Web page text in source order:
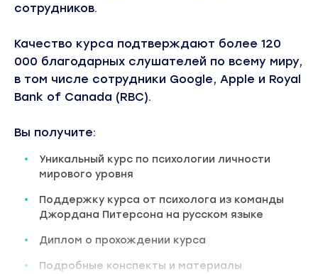
сотрудников.
Качество курса подтверждают более 120
000 благодарных слушателей по всему миру,
в том числе сотрудники Google, Apple и Royal
Bank of Canada (RBC).
Вы получите:
Уникальный курс по психологии личности
мирового уровня
Поддержку курса от психолога из команды
Джордана Питерсона на русском языке
Диплом о прохождении курса
Подробные конспекты и материалы